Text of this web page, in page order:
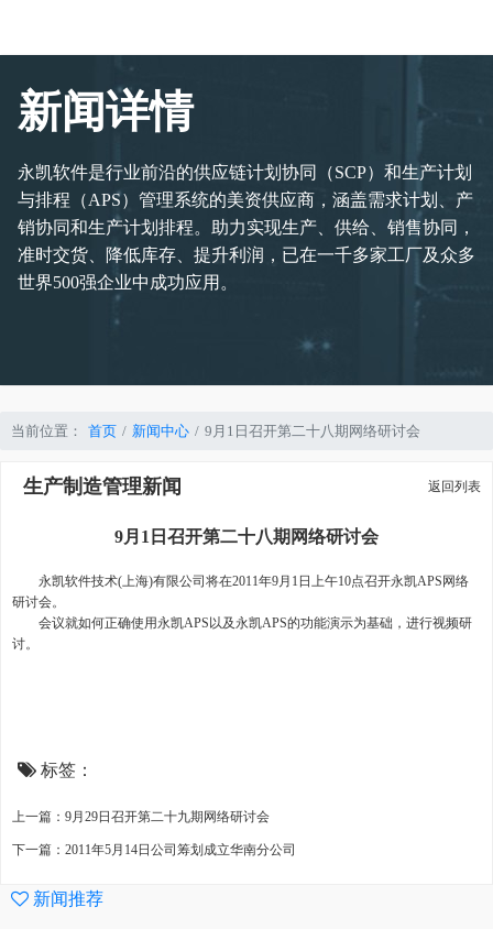
新闻详情
永凯软件是行业前沿的供应链计划协同（SCP）和生产计划
与排程（APS）管理系统的美资供应商，涵盖需求计划、产
销协同和生产计划排程。助力实现生产、供给、销售协同，
准时交货、降低库存、提升利润，已在一千多家工厂及众多
世界500强企业中成功应用。
当前位置： 首页 新闻中心 9月1日召开第二十八期网络研讨会
生产制造管理新闻 返回列表
9月1日召开第二十八期网络研讨会
永凯软件技术(上海)有限公司将在2011年9月1日上午10点召开永凯APS 网络
研讨会。
会议就如何正确使用永凯APS以及永凯APS的功能演示为基础，进行视频研
讨。
标签：
上一篇：9月29日召开第二十九期网络研讨会
下一篇：2011年5月14日公司筹划成立华南分公司
新闻推荐